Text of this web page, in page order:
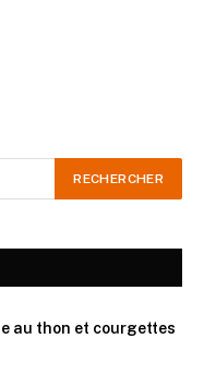
au thon et courgettes